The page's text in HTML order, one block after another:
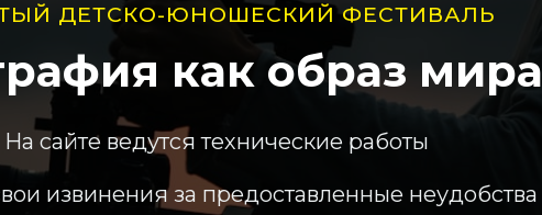
ДЕТСКО-ЮНОШЕСКИЙ ФЕСТИВАЛЬ
как образ мира
На сайте ведутся технические работы
извинения за предоставленные неудобства